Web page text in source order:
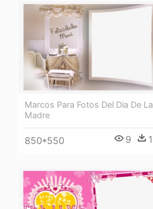
Marcos Para Fotos Del Dia De La
Madre
850*550 9 1